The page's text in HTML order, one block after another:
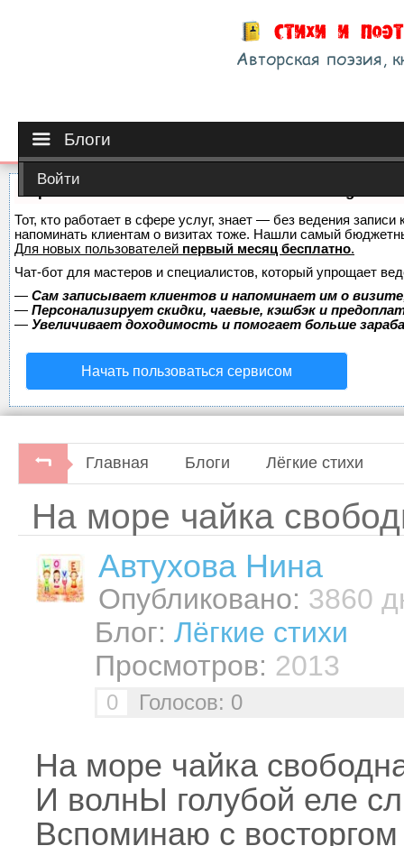
Блоги
Войти
Тот, кто работает в сфере услуг, знает — без ведения
напоминать клиентам о визитах тоже. Нашли самый
Для новых пользователей первый месяц бесплатно.
Чат-бот для мастеров и специалистов, который упрощает
— Сам записывает клиентов и напоминает им о
— Персонализирует скидки, чаевые, кэшбэк и
— Увеличивает доходимость и помогает больше
Начать пользоваться сервисом
Главная Блоги Лёгкие стихи
На море чайка
Автуховa Нина
Опубликовано: 3860
Блог: Лёгкие стихи
Просмотров: 2013
0 Голосов: 0
На море чайка
И волнЫ голубой еле
Вспоминаю с